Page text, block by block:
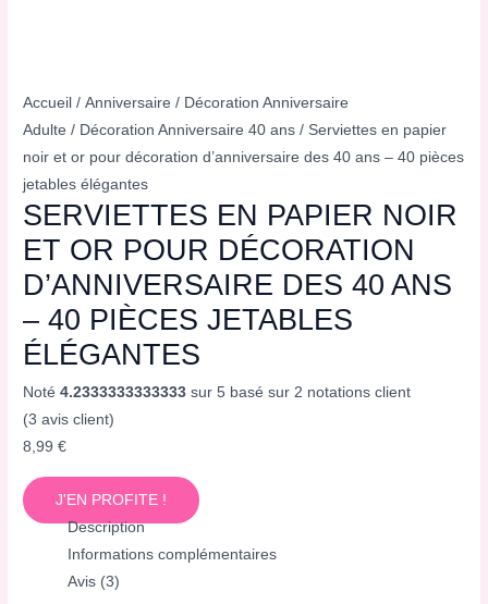
Accueil /Anniversaire / Décoration Anniversaire
Adulte / Décoration Anniversaire 40 ans / Serviettes en papier
noir et or pour décoration d’anniversaire des 40 ans – 40 pièces
jetables élégantes
SERVIETTES EN PAPIER NOIR
ET OR POUR DÉCORATION
D’ANNIVERSAIRE DES 40 ANS
– 40 PIÈCES JETABLES
ÉLÉGANTES
Noté4.2333333333333 sur 5 basé sur 2 notations client
(3 avis client)
8,99€
J'EN PROFITE !
Description
Informations complémentaires
Avis (3)